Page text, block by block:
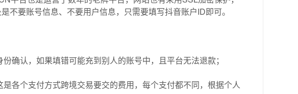
不要账号信息、不要用户信息，只需要填写抖音账户ID即可。
确认，如果填错可能充到别人的账号中，且平台无法退款；
各个支付方式跨境交易要交的费用，每个支付都不同，根据个人